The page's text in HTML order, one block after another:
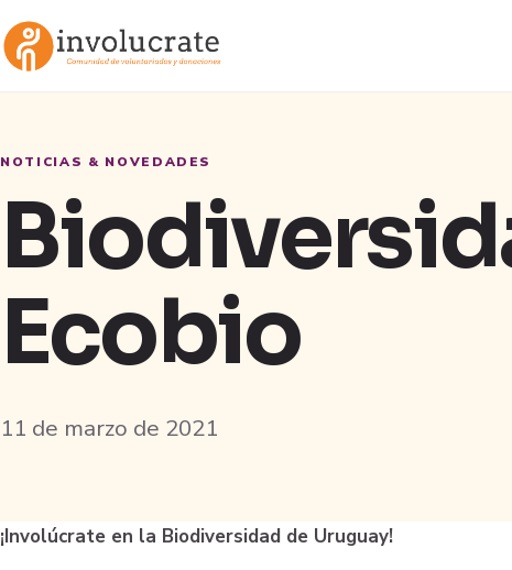
NOTICIAS & NOVEDADES
Ecobio
11 de marzo de 2021
¡Involúcrate en la Biodiversidad de Uruguay!